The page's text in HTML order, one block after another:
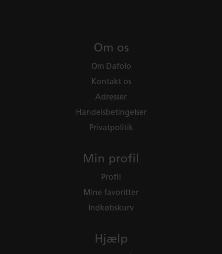
Om os
Om Dafolo
Kontakt os
Adresser
Handelsbetingelser
Privatpolitik
Min profil
Profil
Mine favoritter
Indkøbskurv
Hjælp